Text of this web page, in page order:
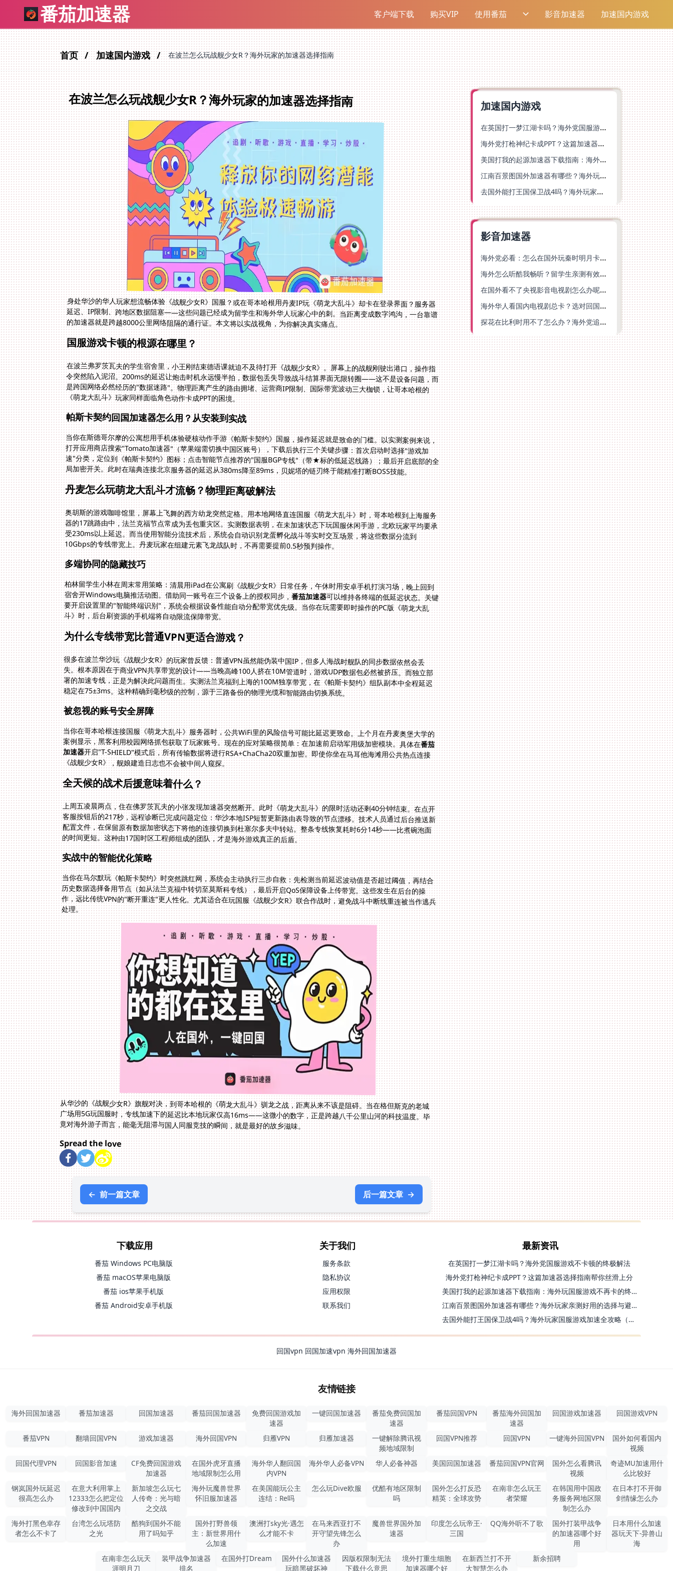
番茄加速器 客户端下载 购买VIP 使用番茄 影音加速器 加速国内游戏
首页 加速国内游戏 在波兰怎么玩战舰少女R？海外玩家的加速器选择指南
在波兰怎么玩战舰少女R？海外玩家的加速器选择指南
身处华沙的华人玩家想流畅体验《战舰少女R》国服？或在哥本哈根用丹麦IP玩《萌龙大乱斗》却卡在登录界面？服务器
延迟、IP限制、跨地区数据阻塞——这些问题已经成为留学生和海外华人玩家心中的刺。当距离变成数字鸿沟，一台靠谱
的加速器就是跨越8000公里网络阻隔的通行证。本文将以实战视角，为你解决真实痛点。
国服游戏卡顿的根源在哪里？
在波兰弗罗茨瓦夫的学生宿舍里，小王刚结束德语课就迫不及待打开《战舰少女R》。屏幕上的战舰刚驶出港口，操作指
令突然陷入泥沼。200ms的延迟让炮击时机永远慢半拍，数据包丢失导致战斗结算界面无限转圈——这不是设备问题，而
是跨国网络必然经历的"数据迷路"。物理距离产生的路由拥堵、运营商IP限制、国际带宽波动三大枷锁，让哥本哈根的
《萌龙大乱斗》玩家同样面临角色动作卡成PPT的困境。
帕斯卡契约回国加速器怎么用？从安装到实战
当你在斯德哥尔摩的公寓想用手机体验硬核动作手游《帕斯卡契约》国服，操作延迟就是致命的门槛。以实测案例来说，
打开应用商店搜索"Tomato加速器"（苹果端需切换中国区账号），下载后执行三个关键步骤：首次启动时选择"游戏加
速"分类，定位到《帕斯卡契约》图标；点击智能节点推荐的"国服BGP专线"（带★标的低延迟线路）；最后开启底部的全
局加密开关。此时在瑞典连接北京服务器的延迟从380ms降至89ms，贝妮塔的链刃终于能精准打断BOSS技能。
丹麦怎么玩萌龙大乱斗才流畅？物理距离破解法
奥胡斯的游戏咖啡馆里，屏幕上飞舞的西方幼龙突然定格。用本地网络直连国服《萌龙大乱斗》时，哥本哈根到上海服务
器的17跳路由中，法兰克福节点常成为丢包重灾区。实测数据表明，在未加速状态下玩国服休闲手游，北欧玩家平均要承
受230ms以上延迟。而当使用智能分流技术后，系统会自动识别龙蛋孵化战斗等实时交互场景，将这些数据分流到
10Gbps的专线带宽上。丹麦玩家在组建元素飞龙战队时，不再需要提前0.5秒预判操作。
多端协同的隐藏技巧
柏林留学生小林在周末常用策略：清晨用iPad在公寓刷《战舰少女R》日常任务，午休时用安卓手机打演习场，晚上回到
宿舍开Windows电脑推活动图。借助同一账号在三个设备上的授权同步，番茄加速器可以维持各终端的低延迟状态。关键
要开启设置里的"智能终端识别"，系统会根据设备性能自动分配带宽优先级。当你在玩需要即时操作的PC版《萌龙大乱
斗》时，后台刷资源的手机端将自动限流保障带宽。
为什么专线带宽比普通VPN更适合游戏？
很多在波兰华沙玩《战舰少女R》的玩家曾反馈：普通VPN虽然能伪装中国IP，但多人海战时舰队的同步数据依然会丢
失。根本原因在于商业VPN共享带宽的设计——当晚高峰100人挤在10M管道时，游戏UDP数据包必然被挤压。而独立部
署的加速专线，正是为解决此问题而生。实测法兰克福到上海的100M独享带宽，在《帕斯卡契约》组队副本中全程延迟
稳定在75±3ms。这种精确到毫秒级的控制，源于三路备份的物理光缆和智能路由切换系统。
被忽视的账号安全屏障
当你在哥本哈根连接国服《萌龙大乱斗》服务器时，公共WiFi里的风险信号可能比延迟更致命。上个月在丹麦奥堡大学的
案例显示，黑客利用校园网络抓包获取了玩家账号。现在的应对策略很简单：在加速前启动军用级加密模块。具体在番茄
加速器开启"T-SHIELD"模式后，所有传输数据将进行RSA+ChaCha20双重加密。即使你坐在马耳他海滩用公共热点连接
《战舰少女R》，舰娘建造日志也不会被中间人窥探。
全天候的战术后援意味着什么？
上周五凌晨两点，住在佛罗茨瓦夫的小张发现加速器突然断开。此时《萌龙大乱斗》的限时活动还剩40分钟结束。在点开
客服按钮后的217秒，远程诊断已完成问题定位：华沙本地ISP短暂更新路由表导致的节点漂移。技术人员通过后台推送新
配置文件，在保留原有数据加密状态下将他的连接切换到杜塞尔多夫中转站。整条专线恢复耗时6分14秒——比煮碗泡面
的时间更短。这种由17国时区工程师组成的团队，才是海外游戏真正的后盾。
实战中的智能优化策略
当你在马尔默玩《帕斯卡契约》时突然跳红网，系统会主动执行三步自救：先检测当前延迟波动值是否超过阈值，再结合
历史数据选择备用节点（如从法兰克福中转切至莫斯科专线），最后开启QoS保障设备上传带宽。这些发生在后台的操
作，远比传统VPN的"断开重连"更人性化。尤其适合在玩国服《战舰少女R》联合作战时，避免战斗中断线重连被当作逃兵
处理。
从华沙的《战舰少女R》旗舰对决，到哥本哈根的《萌龙大乱斗》驯龙之战，距离从来不该是阻碍。当在格但斯克的老城
广场用5G玩国服时，专线加速下的延迟比本地玩家仅高16ms——这微小的数字，正是跨越八千公里山河的科技温度。毕
竟对海外游子而言，能毫无阻滞与国人同服竞技的瞬间，就是最好的故乡滋味。
Spread the love
← 前一篇文章 后一篇文章 →
加速国内游戏
在英国打一梦江湖卡吗？海外党国服游戏不卡顿的终极解法
海外党打枪神纪卡成PPT？这篇加速器选择指南帮你丝滑上分
美国打我的起源加速器下载指南：海外玩国服游戏不再卡的终极方案
江南百景图国外加速器有哪些？海外玩家亲测好用的选择与避坑指南
去国外能打王国保卫战4吗？海外玩家国服游戏加速全攻略（附公主连结幻想江湖实测）
影音加速器
海外党必看：怎么在国外玩秦时明月卡牌版？附豆瓣EZCast地区限制破解法
海外怎么听酷我畅听？留学生亲测有效的华语内容解锁指南
在国外看不了央视影音电视剧怎么办呢？海外党亲测有效的回国加速方案
海外华人看国内电视剧总卡？选对回国加速器，还能解决菲律宾打不开反诈中心的问题
探花在比利时用不了怎么办？海外党追剧办事全攻略，选对加速器就够了
下载应用
番茄 Windows PC电脑版
番茄 macOS苹果电脑版
番茄 ios苹果手机版
番茄 Android安卓手机版
关于我们
服务条款
隐私协议
应用权限
联系我们
最新资讯
在英国打一梦江湖卡吗？海外党国服游戏不卡顿的终极解法
海外党打枪神纪卡成PPT？这篇加速器选择指南帮你丝滑上分
美国打我的起源加速器下载指南：海外玩国服游戏不再卡的终极方案
江南百景图国外加速器有哪些？海外玩家亲测好用的选择与避坑指南
去国外能打王国保卫战4吗？海外玩家国服游戏加速全攻略（附公主连结幻想江湖实测）
回国vpn 回国加速vpn 海外回国加速器
友情链接
海外回国加速器 番茄加速器 回国加速器 番茄回国加速器
免费回国游戏加
速器
一键回国加速器
番茄免费回国加
速器
番茄回国VPN
番茄海外回国加
速器
回国游戏加速器 回国游戏VPN
番茄VPN 翻墙回国VPN 游戏加速器 海外回国VPN 归雁VPN 归雁加速器
一键解除腾讯视
频地域限制
回国VPN推荐 回国VPN 一键海外回国VPN
国外如何看国内
视频
回国代理VPN
回国影音加速
CF免费回国游戏
加速器
在国外虎牙直播
地域限制怎么用
海外华人翻回国
内VPN
海外华人必备VPN 华人必备神器 美国回国加速器 番茄回国VPN官网
国外怎么看腾讯
视频
奇迹MU加速用什
么比较好
钢岚国外玩延迟
很高怎么办
在意大利用掌上
12333怎么把定位
修改到中国国内
新加坡怎么玩七
人传奇：光与暗
之交战
海外玩魔兽世界
怀旧服加速器
在美国能玩公主
连结：Re吗
怎么玩Dive欧服
优酷有地区限制
吗
国外怎么打反恐
精英：全球攻势
在南非怎么玩王
者荣耀
在韩国用中国政
务服务网地区限
制怎么办
在日本打不开御
剑情缘怎么办
海外打黑色幸存
者怎么不卡了
台湾怎么玩塔防
之光
酷狗到国外不能
用了吗知乎
国外打野兽领
主：新世界用什
么加速
澳洲打sky光·遇怎
么才能不卡
在马来西亚打不
开守望先锋怎么
办
魔兽世界国外加
速器
印度怎么玩帝王·
三国
QQ海外听不了歌
国外打装甲战争
的加速器哪个好
用
日本用什么加速
器玩天下-异兽山
海
在南非怎么玩天
涯明月刀
装甲战争加速器
排名
在国外打Dream
国外什么加速器
玩暗黑破坏神
因版权限制无法
下载什么意思
境外打重生细胞
加速器哪个好
在新西兰打不开
大智慧怎么办
新余招聘